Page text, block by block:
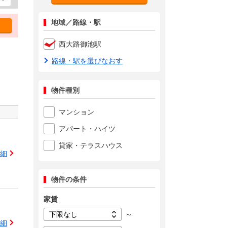
地域／路線・駅
西大路御池駅
路線・駅を選びなおす
物件種別
マンション
アパート・ハイツ
貸家・テラスハウス
物件の条件
家賃
～